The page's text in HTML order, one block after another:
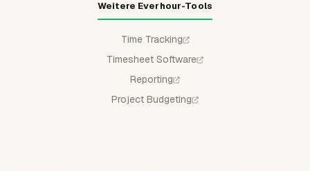
Weitere Everhour-Tools
Time Tracking
Timesheet Software
Reporting
Project Budgeting